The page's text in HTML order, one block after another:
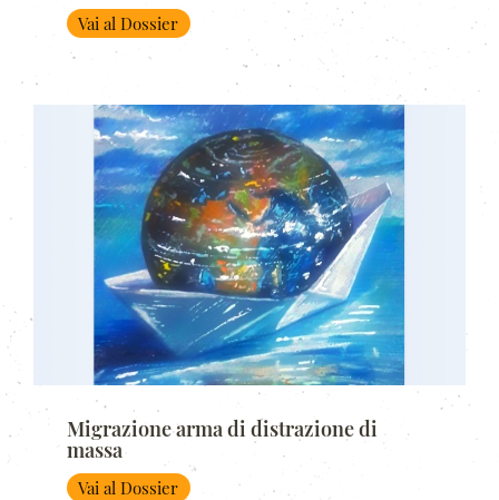
Vai al Dossier
Migrazione arma di distrazione di
massa
Vai al Dossier